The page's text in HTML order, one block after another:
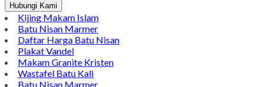
Hubungi Kami
Kijing Makam Islam
Batu Nisan Marmer
Daftar Harga Batu Nisan
Plakat Vandel
Makam Granite Kristen
Wastafel Batu Kali
Batu Nisan Marmer